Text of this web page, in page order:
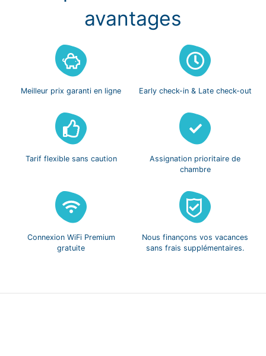
avantages
Meilleur prix garanti en ligne Early check-in & Late check-out
Tarif flexible sans caution Assignation prioritaire de
chambre
Connexion WiFi Premium
gratuite
Nous finançons vos vacances
sans frais supplémentaires.